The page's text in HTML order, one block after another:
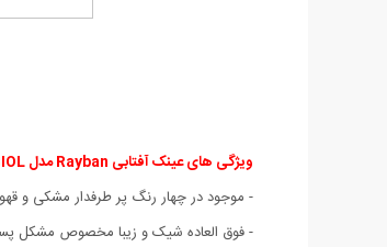
ویژگی های عینک آفتابی Rayban مدل BIOL:
- موجود در چهار رنگ پر طرفدار مشکی و
-فوق العاده شیک و زیبا مخصوص مشکل